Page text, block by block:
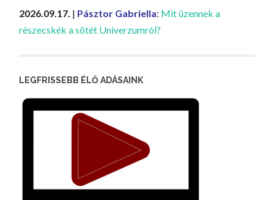
2026.09.17. | Pásztor Gabriella: Mit üzennek a
részecskék a sötét Univerzumról?
LEGFRISSEBB ÉLŐ ADÁSAINK